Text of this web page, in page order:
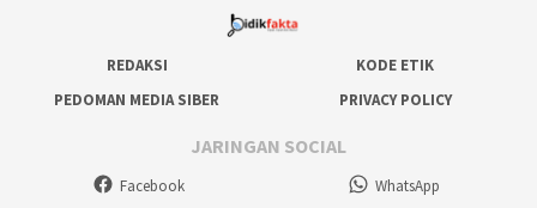
REDAKSI
KODE ETIK
PEDOMAN MEDIA SIBER
PRIVACY POLICY
JARINGAN SOCIAL
Facebook WhatsApp